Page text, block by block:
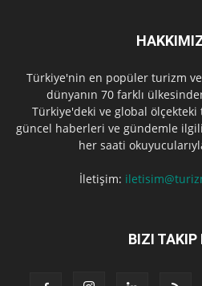
Türkiye'nin en popüler turizm
dünyanın 70 farklı
Türkiye'deki ve global
güncel haberleri ve gündemle
her saati
İletişim:
BIZI TAKIP